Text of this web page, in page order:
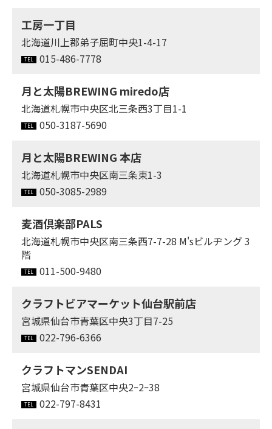
工房一丁目
北海道川上郡弟子屈町中央1-4-17
015-486-7778
月と太陽BREWING miredo店
北海道札幌市中央区北三条西3丁目1-1
050-3187-5690
月と太陽BREWING 本店
北海道札幌市中央区南三条東1-3
050-3085-2989
麦酒倶楽部PALS
北海道札幌市中央区南三条西7-7-28 M'sビルヂング 3
階
011-500-9480
クラフトビアマーケット仙台駅前店
宮城県仙台市青葉区中央3丁目7-25
022-796-6366
クラフトマンSENDAI
宮城県仙台市青葉区中央2ｰ2ｰ38
022-797-8431